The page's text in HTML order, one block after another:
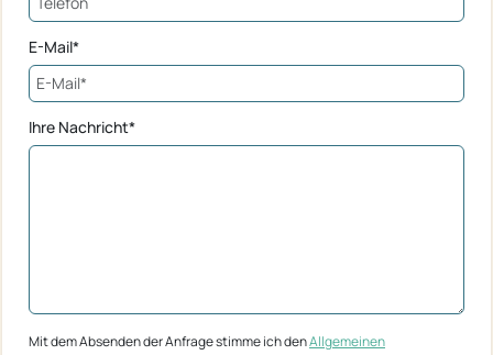
E-Mail*
Ihre Nachricht*
Mit dem Absenden der Anfrage stimme ich denAllgemeinen